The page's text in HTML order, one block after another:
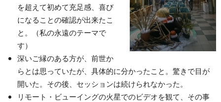
を超えて初めて充足感、喜び
になることの確認が出来たこ
と。（私の永遠のテーマで
す）
深いご縁のある方が、前世か
らとは思っていたが、具体的に分かったこと。驚きで目が
開いた。その後、セッションは続けられなかった。
リモート・ビューイングの火星でのビデオを観て、その事